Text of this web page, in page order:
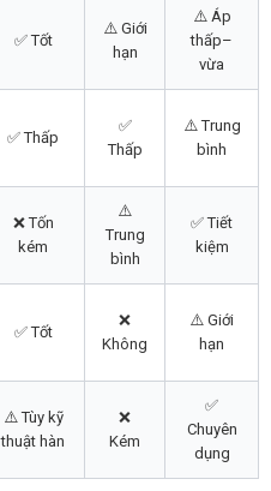
✅ Tốt
⚠️ Giới
hạn
⚠️ Áp
thấp–
vừa
✅ Thấp
✅
Thấp
⚠️ Trung
bình
❌ Tốn
kém
⚠️
Trung
bình
✅ Tiết
kiệm
✅ Tốt
❌
Không
⚠️ Giới
hạn
⚠️ Tùy kỹ
thuật hàn
❌
Kém
✅
Chuyên
dụng